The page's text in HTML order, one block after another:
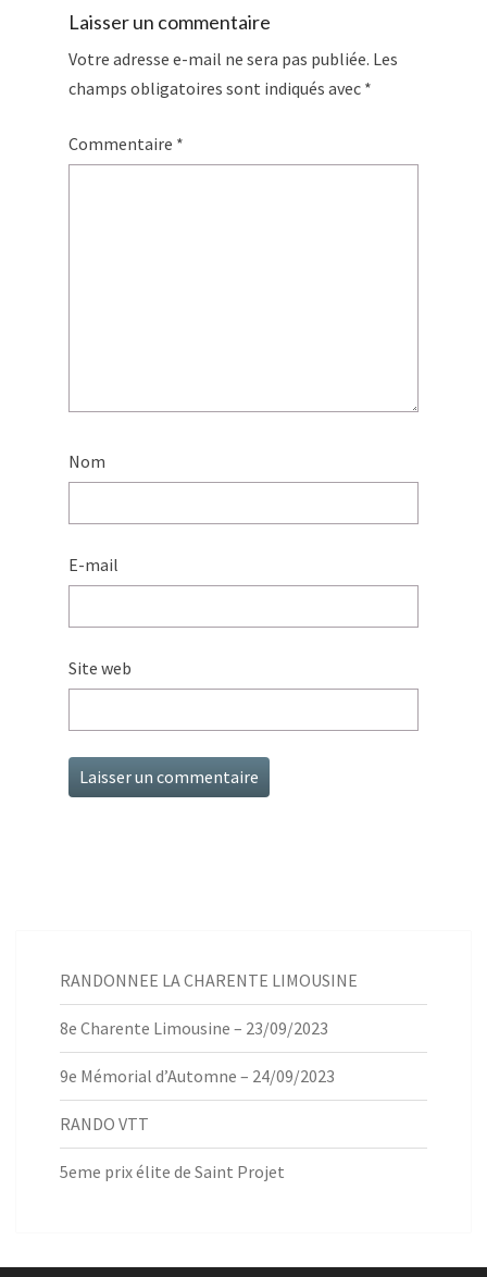
Laisser un commentaire
Votre adresse e-mail ne sera pas publiée. Les
champs obligatoires sont indiqués avec *
Commentaire *
Nom
E-mail
Site web
RANDONNEE LA CHARENTE LIMOUSINE
8e Charente Limousine – 23/09/2023
9e Mémorial d’Automne – 24/09/2023
RANDO VTT
5eme prix élite de Saint Projet